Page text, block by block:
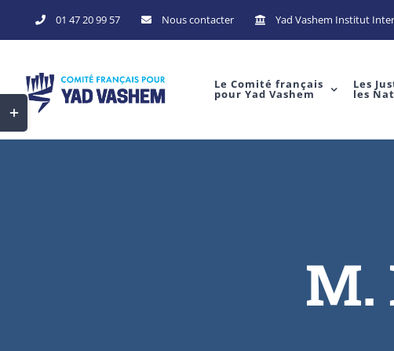
to
01 47 20 99 57 Nous contacter Yad Vashem Institut
Le Comité français
pour Yad Vashem
Les
les
M.
Toggle
Sliding